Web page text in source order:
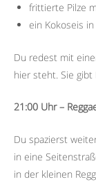
frittierte Pilze
ein Kokoseis
Du redest mit
hier steht. Sie gibt
21:00 Uhr –
Du spazierst
in eine
in der kleinen